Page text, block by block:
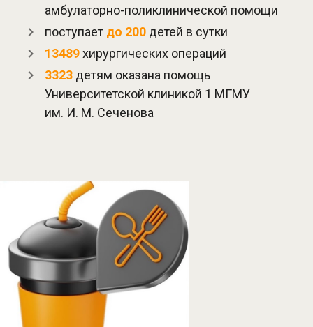
амбулаторно-поликлинической помощи
поступает до 200 детей в сутки
13489хирургических операций
3323 детям оказана помощь
Университетской клиникой 1 МГМУ
им. И. М. Сеченова